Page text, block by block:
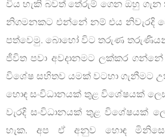
විය හැකි බවත් තේරුම් ගෙන ඔහු
නිගමනකට එන්නේ නම් එය නිවැරදි
පත්වෙමු. බොහෝ විට තරුණ තරුණියන්
ජීවිත පවා අවදානමට ලක්කර
විශේෂ සහිතව යමක් වටහා ගැනීමට
හොඳ සංවිධානයක් තුළ විශේෂයක්
වැරදි සංවිධානයක් තුළ විශේෂයක්
හැක. අප ඒ අනුව හොඳ